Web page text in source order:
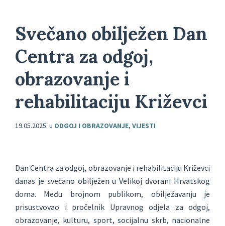
Svečano obilježen Dan
Centra za odgoj,
obrazovanje i
rehabilitaciju Križevci
19.05.2025. u ODGOJ I OBRAZOVANJE, VIJESTI
Dan Centra za odgoj, obrazovanje i rehabilitaciju Križevci
danas je svečano obilježen u Velikoj dvorani Hrvatskog
doma. Među brojnom publikom, obilježavanju je
prisustvovao i pročelnik Upravnog odjela za odgoj,
obrazovanje, kulturu, sport, socijalnu skrb, nacionalne